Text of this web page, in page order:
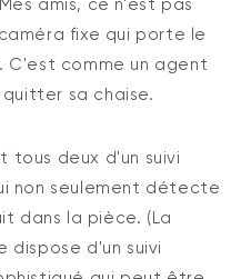
amis, ce n'est pas
fixe qui porte le
C'est comme un agent
sa chaise.
deux d'un suivi
non seulement détecte
dans la pièce. (La
dispose d'un suivi